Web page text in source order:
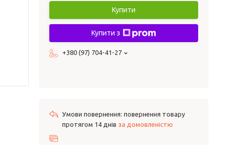
Купити
Купити з
+380 (97) 704-41-27
повернення товару
протягом 14 днів за домовленістю